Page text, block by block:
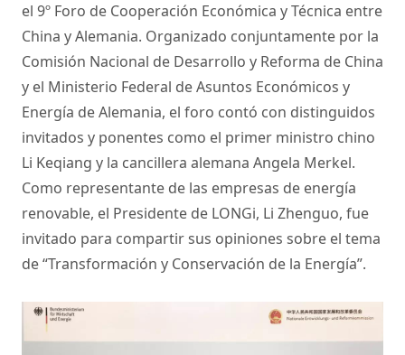
el 9º Foro de Cooperación Económica y Técnica entre
China y Alemania. Organizado conjuntamente por la
Comisión Nacional de Desarrollo y Reforma de China
y el Ministerio Federal de Asuntos Económicos y
Energía de Alemania, el foro contó con distinguidos
invitados y ponentes como el primer ministro chino
Li Keqiang y la cancillera alemana Angela Merkel.
Como representante de las empresas de energía
renovable, el Presidente de LONGi, Li Zhenguo, fue
invitado para compartir sus opiniones sobre el tema
de “Transformación y Conservación de la Energía”.